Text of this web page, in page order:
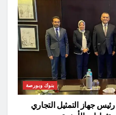
بنوك وبورصة
جهاز التمثيل التجاري